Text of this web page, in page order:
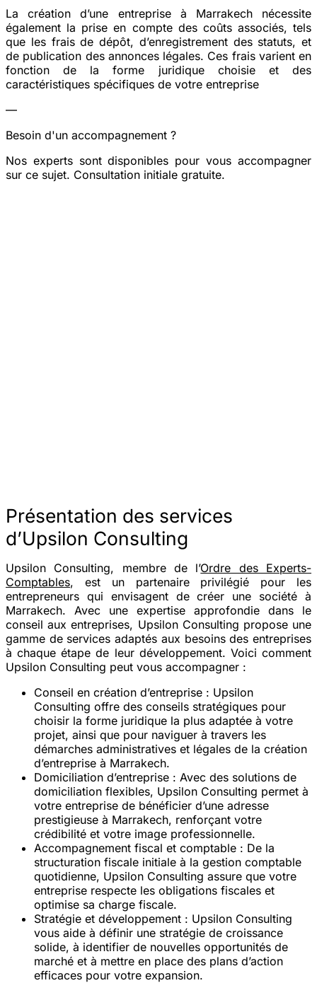
La création d’une entreprise à Marrakech nécessite
également la prise en compte des coûts associés, tels
que les frais de dépôt, d’enregistrement des statuts, et
de publication des annonces légales. Ces frais varient en
fonction de la forme juridique choisie et des
caractéristiques spécifiques de votre entreprise​
—
Besoin d'un accompagnement ?
Nos experts sont disponibles pour vous accompagner
sur ce sujet. Consultation initiale gratuite.
Présentation des services
d’Upsilon Consulting
Upsilon Consulting, membre de l’Ordre des Experts-
Comptables, est un partenaire privilégié pour les
entrepreneurs qui envisagent de créer une société à
Marrakech. Avec une expertise approfondie dans le
conseil aux entreprises, Upsilon Consulting propose une
gamme de services adaptés aux besoins des entreprises
à chaque étape de leur développement. Voici comment
Upsilon Consulting peut vous accompagner :
Conseil en création d’entreprise : Upsilon
Consulting offre des conseils stratégiques pour
choisir la forme juridique la plus adaptée à votre
projet, ainsi que pour naviguer à travers les
démarches administratives et légales de la création
d’entreprise à Marrakech.
Domiciliation d’entreprise : Avec des solutions de
domiciliation flexibles, Upsilon Consulting permet à
votre entreprise de bénéficier d’une adresse
prestigieuse à Marrakech, renforçant votre
crédibilité et votre image professionnelle.
Accompagnement fiscal et comptable : De la
structuration fiscale initiale à la gestion comptable
quotidienne, Upsilon Consulting assure que votre
entreprise respecte les obligations fiscales et
optimise sa charge fiscale.
Stratégie et développement : Upsilon Consulting
vous aide à définir une stratégie de croissance
solide, à identifier de nouvelles opportunités de
marché et à mettre en place des plans d’action
efficaces pour votre expansion.